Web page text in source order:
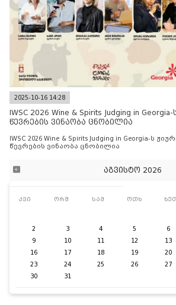
2025-10-16 14:28
IWSC 2026 Wine & Spirits Judging in
წევრების ვინაობა ცნობილია
IWSC 2026 Wine & Spirits Judging in Georgia-ს
წევრების ვინაობა ცნობილია
აგვისტო 2026
კვი ორშ სამ ოთხ
2
3 4 5 6
9
10 11 12 13
16
17 18 19 20
23
24 25 26 27
30
31